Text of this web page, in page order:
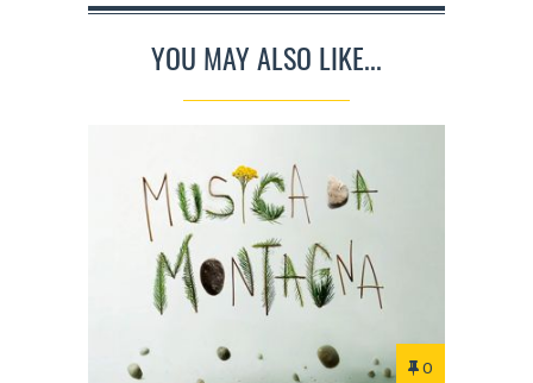
YOU MAY ALSO LIKE...
0